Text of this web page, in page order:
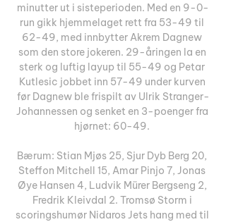
minutter ut i sisteperioden. Med en 9-0-
run gikk hjemmelaget rett fra 53-49 til
62-49, med innbytter Akrem Dagnew
som den store jokeren. 29-åringen la en
sterk og luftig layup til 55-49 og Petar
Kutlesic jobbet inn 57-49 under kurven
før Dagnew ble frispilt av Ulrik Stranger-
Johannessen og senket en 3-poenger fra
hjørnet: 60-49.
Bærum: Stian Mjøs 25, Sjur Dyb Berg 20,
Steffon Mitchell 15, Amar Pinjo 7, Jonas
Øye Hansen 4, Ludvik Mürer Bergseng 2,
Fredrik Kleivdal 2. Tromsø Storm i
scoringshumør Nidaros Jets hang med til